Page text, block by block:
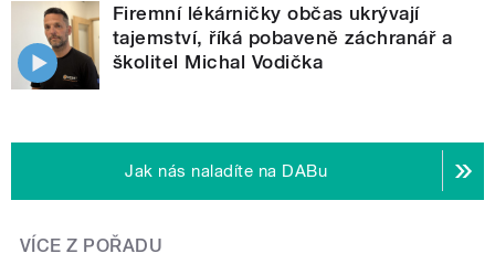
Firemní lékárničky občas ukrývají
tajemství, říká pobaveně záchranář a
školitel Michal Vodička
Jak nás naladíte na DABu
VÍCE Z POŘADU